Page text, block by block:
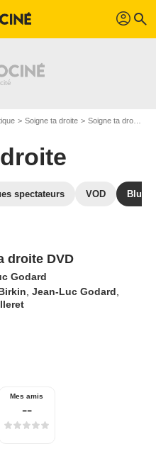
profil search
Soigne ta droite Soigne ta droite en DVD
spectateurs VOD Blu-
droite DVD
Godard
,Jean-Luc Godard
Mes amis
--